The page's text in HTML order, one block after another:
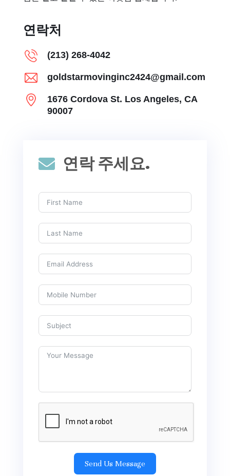
 연락 주세요.
Send Us Message
연락처
(213) 268-4042
goldstarmovinginc2424@gmail.com
1676 Cordova St. Los Angeles, CA
90007